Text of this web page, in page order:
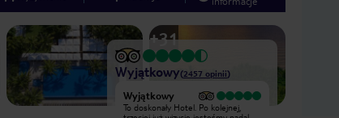
Next slide
+31
Wyjątkowy(2457 opinii)
położony w parku
Wyjątkowy
To doskonały Hotel. Po kolejnej,